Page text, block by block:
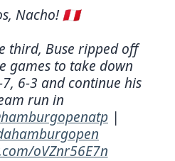
Nacho! 🇵🇪
third, Buse ripped off
games to take down
6-3 and continue his
run in
|
oVZnr56E7n